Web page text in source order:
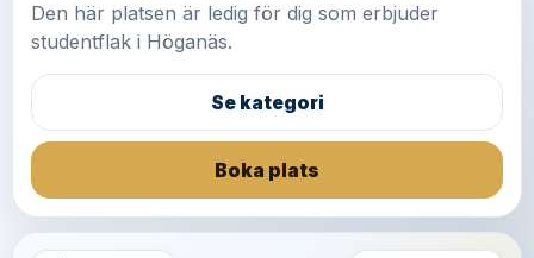
Den här platsen är ledig för dig som erbjuder
studentflak i Höganäs.
Se kategori
Boka plats